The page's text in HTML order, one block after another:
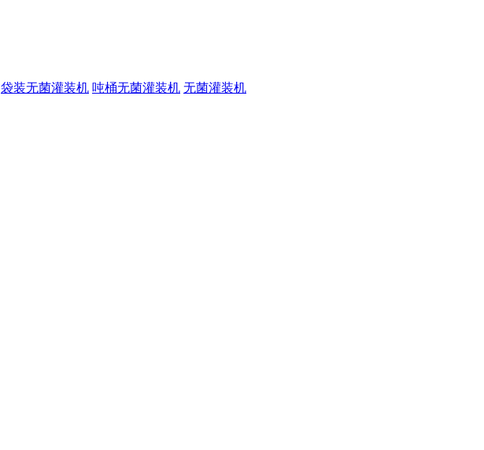
袋装无菌灌装机 吨桶无菌灌装机 无菌灌装机